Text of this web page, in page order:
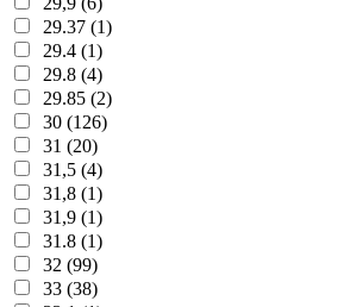
29.37 (1)
29.4 (1)
29.8 (4)
29.85 (2)
30 (126)
31 (20)
31,5 (4)
31,8 (1)
31,9 (1)
31.8 (1)
32 (99)
33 (38)